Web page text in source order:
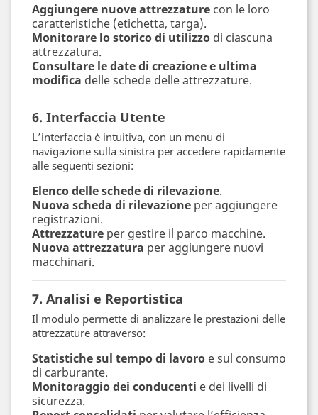
Aggiungere nuove attrezzature con le loro
caratteristiche (etichetta, targa).
Monitorare lo storico di utilizzo di ciascuna
attrezzatura.
Consultare le date di creazione e ultima
modifica delle schede delle attrezzature.
6. Interfaccia Utente
L’interfaccia è intuitiva, con un menu di
navigazione sulla sinistra per accedere rapidamente
alle seguenti sezioni:
Elenco delle schede di rilevazione.
Nuova scheda di rilevazione per aggiungere
registrazioni.
Attrezzature per gestire il parco macchine.
Nuova attrezzatura per aggiungere nuovi
macchinari.
7. Analisi e Reportistica
Il modulo permette di analizzare le prestazioni delle
attrezzature attraverso:
Statistiche sul tempo di lavoro e sul consumo
di carburante.
Monitoraggio dei conducenti e dei livelli di
sicurezza.